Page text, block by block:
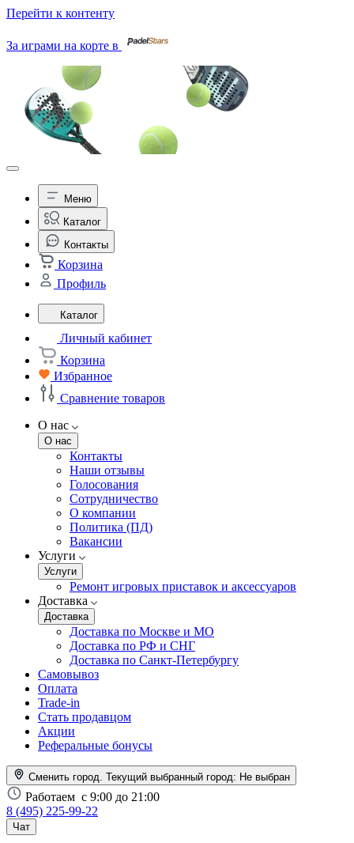
Перейти к контенту
За играми на корте в
Меню
Каталог
Контакты
Корзина
Профиль
Каталог
Личный кабинет
Корзина
Избранное
Сравнение товаров
О нас
О нас
Контакты
Наши отзывы
Голосования
Сотрудничество
О компании
Политика (ПД)
Вакансии
Услуги
Услуги
Ремонт игровых приставок и аксессуаров
Доставка
Доставка
Доставка по Москве и МО
Доставка по РФ и СНГ
Доставка по Санкт-Петербургу
Самовывоз
Оплата
Trade-in
Стать продавцом
Акции
Реферальные бонусы
Сменить город. Текущий выбранный город: Не выбран
Работаем с 9:00 до 21:00
8 (495) 225-99-22
Чат